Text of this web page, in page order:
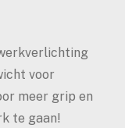
voor
meer grip en
te gaan!